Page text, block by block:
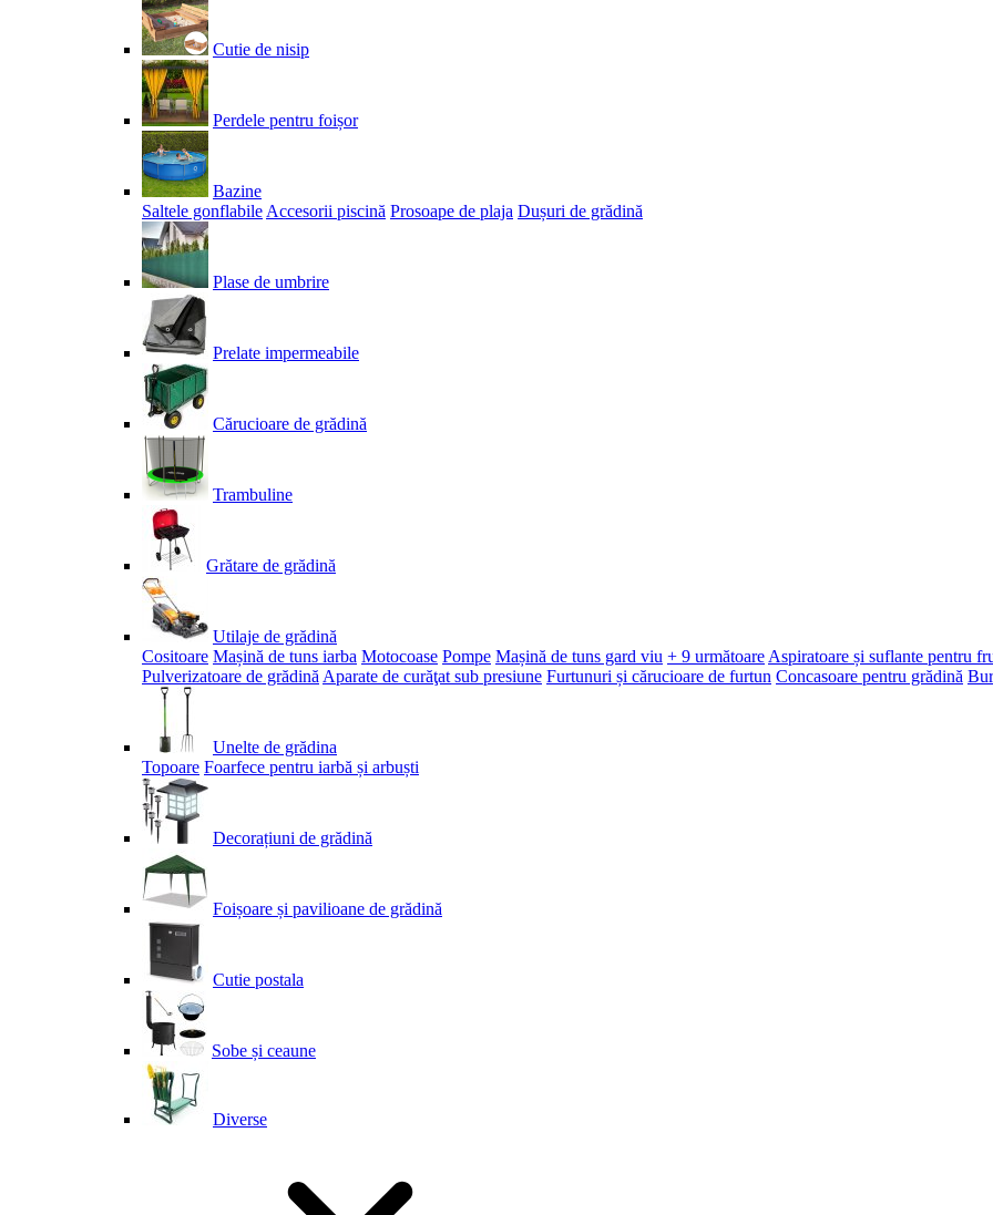
Cutie de nisip
Perdele pentru foișor
Bazine
Saltele gonflabile Accesorii piscină Prosoape de plaja Dușuri de grădină
Plase de umbrire
Prelate impermeabile
Cărucioare de grădină
Trambuline
Grătare de grădină
Utilaje de grădină
Cositoare Mașină de tuns iarba Motocoase Pompe Mașină de tuns gard viu + 9 următoare Aspiratoare și suflante pentru
Pulverizatoare de grădină Aparate de curăţat sub presiune Furtunuri și cărucioare de furtun Concasoare pentru grădină
Unelte de grădina
Topoare Foarfece pentru iarbă și arbuști
Decorațiuni de grădină
Foișoare și pavilioane de grădină
Cutie postala
Sobe și ceaune
Diverse